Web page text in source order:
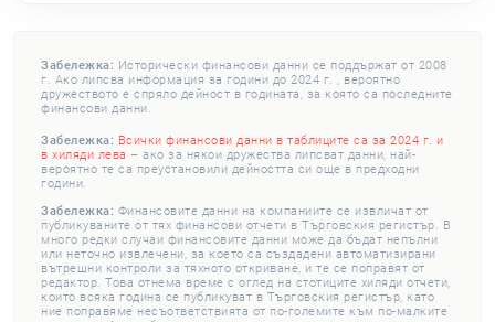
Забележка: Исторически финансови данни се поддържат от 2008
г. Ако липсва информация за години до 2024 г. , вероятно
дружеството е спряло дейност в годината, за която са последните
финансови данни.
Забележка: Всички финансови данни в таблиците са за 2024 г. и
в хиляди лева – ако за някои дружества липсват данни, най-
вероятно те са преустановили дейността си още в предходни
години.
Забележка: Финансовите данни на компаниите се извличат от
публикуваните от тях финансови отчети в Търговския регистър. В
много редки случаи финансовите данни може да бъдат непълни
или неточно извлечени, за което са създадени автоматизирани
вътрешни контроли за тяхното откриване, и те се поправят от
редактор. Това отнема време с оглед на стотиците хиляди отчети,
които всяка година се публикуват в Търговския регистър, като
ние поправяме несъответствията от по-големите към по-малките